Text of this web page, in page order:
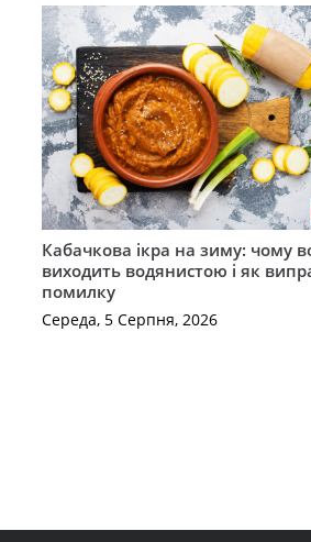
Кабачкова ікра на зиму: чому
виходить водянистою і як
помилку
Середа, 5 Серпня, 2026